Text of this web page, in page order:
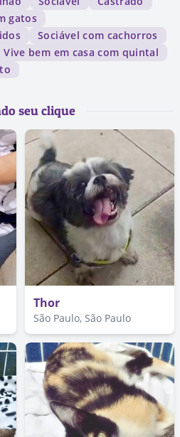
gatos
Sociável com cachorros
Vive bem em casa com quintal
seu clique
Thor
São Paulo, São Paulo